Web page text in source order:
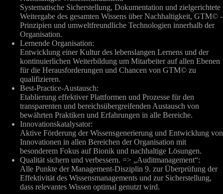
Systematische Sicherstellung, Dokumentation und zielgerichtete
Weitergabe des gesamten Wissens über Nachhaltigkeit, GTM© -
Prinzipien und umweltfreundliche Technologien innerhalb der
Organisation.
Lernende Organisation:
Entwicklung einer Kultur des lebenslangen Lernens und der
kontinuierlichen Weiterbildung um Mitarbeiter auf allen Ebenen
für die Herausforderungen und Chancen von GTM© zu
qualifizieren.
Best-Practice-Austausch:
Etablierung effektiver Plattformen und Prozesse für den
transparenten und bereichsübergreifenden Austausch von
bewährten Praktiken und Erfahrungen in alle Bereiche.
Innovationskatalysator:
Aktive Förderung der Wissensgenerierung und Entwicklung von
Innovationen in allen Bereichen der Organisation mit
besonderem Fokus auf Bionik und nachhaltige Lösungen.
Qualität sichern und verbessern. => „Auditmanagement“:
Alle Punkte der Management-Disziplin 9. zur Überprüfung der
Effektivität des Wissensmanagements und zur Sicherstellung,
dass relevantes Wissen optimal genutzt wird.